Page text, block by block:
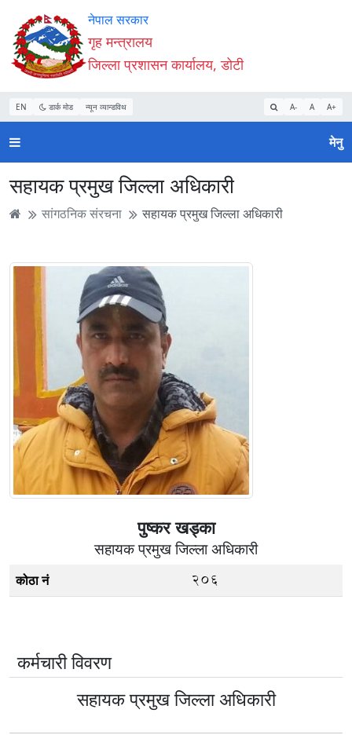
Accessibility
Mode
सुरु
गर्नुहोस्
सामाग्री
पढ्नुहाेस्
नेभिगेसन
पढ्नुहाेस्
वेबसाइट
खोजमा
जानुहोस्
नेपाल सरकार
गृह मन्त्रालय
जिल्ला प्रशासन कार्यालय, डोटी
EN डार्क मोड न्यून व्यान्डविथ A- A A+
मेनु
सहायक प्रमुख जिल्ला अधिकारी
सांगठनिक संरचना सहायक प्रमुख जिल्ला अधिकारी
पुष्कर खड्का
सहायक प्रमुख जिल्ला अधिकारी
कोठा नं 206
कर्मचारी विवरण
सहायक प्रमुख जिल्ला अधिकारी